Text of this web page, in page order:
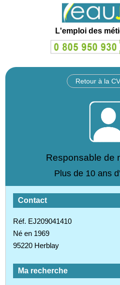
L'emploi des
Retour à la
Responsable de
Plus de 10 ans
Contact
Réf. EJ209041410
Né en 1969
95220 Herblay
Ma recherche